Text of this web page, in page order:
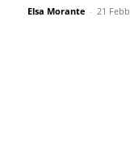
Elsa Morante - 21